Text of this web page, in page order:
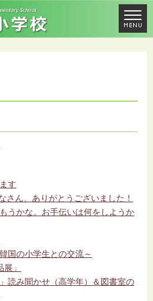
す
さん、ありがとうございました！
うかな。お手伝いは何をしようか
国の小学生との交流～
」
読み聞かせ（高学年）＆図書室の